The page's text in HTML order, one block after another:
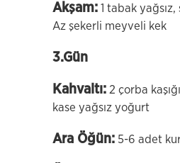
Akşam: 1 tabak
Az şekerli meyveli kek
3.Gün
Kahvaltı: 2 çorba
kase yağsız yoğurt
Ara Öğün: 5-6 adet